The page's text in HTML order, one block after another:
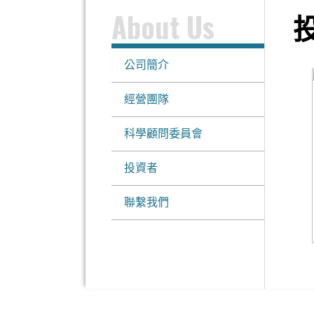
About Us
公司簡介
經營團隊
科學顧問委員會
投資者
聯繫我們